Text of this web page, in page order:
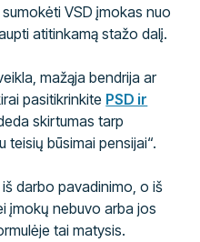
VSD įmokas nuo
atitinkamą stažo dalį.
mažąja bendrija ar
pasitikrinkite PSD ir
skirtumas tarp
teisių būsimai pensijai“.
darbo pavadinimo, o iš
įmokų nebuvo arba jos
tai matysis.